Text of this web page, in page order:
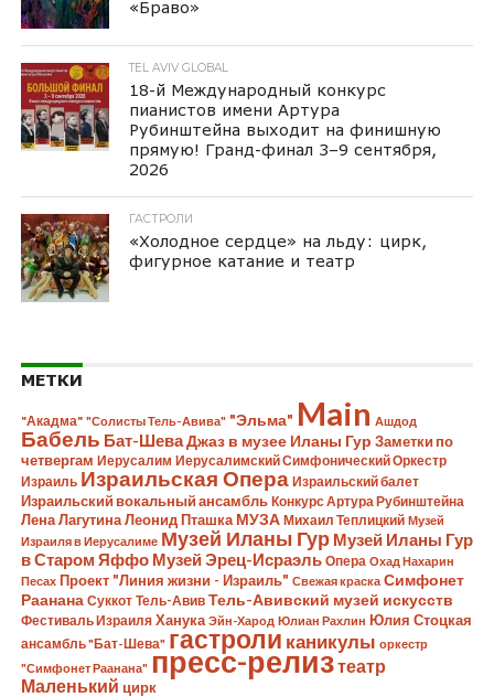
«Браво»
TEL AVIV GLOBAL
18-й Международный конкурс
пианистов имени Артура
Рубинштейна выходит на финишную
прямую! Гранд-финал 3–9 сентября,
2026
ГАСТРОЛИ
«Холодное сердце» на льду: цирк,
фигурное катание и театр
МЕТКИ
"Акадма" "Солисты Тель-Авива" "Эльма" Main Ашдод
Бабель Бат-ШеваДжаз в музее Иланы Гур Заметки по
четвергам Иерусалим Иерусалимский Симфонический Оркестр
Израиль Израильская Опера Израильский балет
Израильский вокальный ансамбль Конкурс Артура Рубинштейна
Лена Лагутина Леонид Пташка МУЗА Михаил Теплицкий Музей
Израиля в Иерусалиме Музей Иланы Гур Музей Иланы Гур
в Старом Яффо Музей Эрец-Исраэль Опера Охад Нахарин
Песах Проект "Линия жизни - Израиль" Свежая краска Симфонет
Раанана Суккот Тель-Авив Тель-Авивский музей искусств
Фестиваль Израиля Ханука Эйн-Харод Юлиан Рахлин Юлия Стоцкая
ансамбль "Бат-Шева" гастроли каникулы оркестр
"Симфонет Раанана" пресс-релизтеатр
Маленький цирк